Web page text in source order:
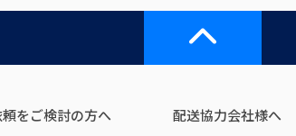
をご検討の方へ 配送協力会社様へ